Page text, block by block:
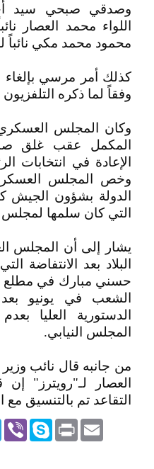
وصدقي صبحي سيد
اللواء محمد العصار
محمود محمد مكي نائباً
كذلك أمر مرسي بإلغاء
وفقاً لما ذكره
وكان المجلس
المكمل عقب غلق
الإعادة في انتخابات
وخص المجلس
الدولة بشؤون الجيش
التي كان سلمها
يشار إلى أن المجلس
البلاد بعد الانتفاضة
حسني مبارك في مطلع
الشعب في يونيو
الدستورية العليا
المجلس النيابي.
من جانبه قال نائب وزير
العصار لـ"رويترز"
التقاعد تم بالتنسيق
ViberSkype PrintEmail